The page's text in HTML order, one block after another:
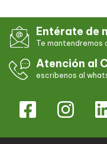
Entérate de
Te
Atención al
escribenos al